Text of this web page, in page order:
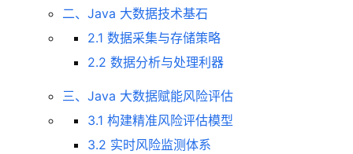
二、Java 大数据技术基石
2.1 数据采集与存储策略
2.2 数据分析与处理利器
三、Java 大数据赋能风险评估
3.1 构建精准风险评估模型
3.2 实时风险监测体系